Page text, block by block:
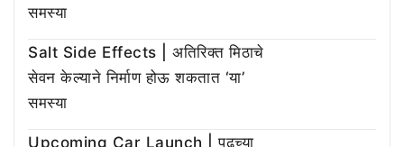
समस्या
Salt Side Effects | अतिरिक्त मिठाचे
सेवन केल्याने निर्माण होऊ शकतात ‘या’
समस्या
Upcoming Car Launch | पुढच्या